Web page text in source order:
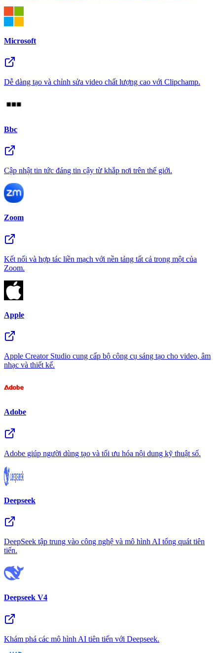
Microsoft
Dễ dàng tạo và chỉnh sửa video chất lượng cao với Clipchamp.
Bbc
Cập nhật tin tức đáng tin cậy từ khắp nơi trên thế giới.
Zoom
Kết nối và hợp tác liền mạch với nền tảng tất cả trong một của
Zoom.
Apple
Apple Creator Studio cung cấp bộ công cụ sáng tạo cho video, âm
nhạc và thiết kế.
Adobe
Adobe giúp người dùng tạo và tối ưu hóa nội dung kỹ thuật số.
Deepseek
DeepSeek tập trung vào công nghệ và mô hình AI tổng quát tiên
tiến.
Deepseek V4
Khám phá các mô hình AI tiên tiến với Deepseek.